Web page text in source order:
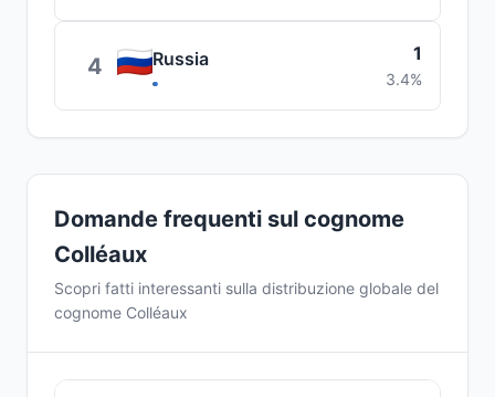
4 Russia 1
3.4%
Domande frequenti sul cognome
Colléaux
Scopri fatti interessanti sulla distribuzione globale del
cognome Colléaux